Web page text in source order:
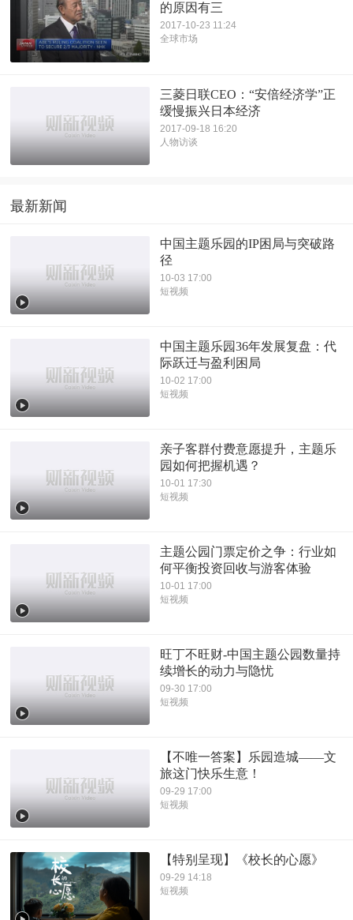
的原因有三
2017-10-23 11:24
全球市场
三菱日联CEO：“安倍经济学”正
缓慢振兴日本经济
2017-09-18 16:20
人物访谈
最新新闻
中国主题乐园的IP困局与突破路
径
10-03 17:00
短视频
中国主题乐园36年发展复盘：代
际跃迁与盈利困局
10-02 17:00
短视频
亲子客群付费意愿提升，主题乐
园如何把握机遇？
10-01 17:30
短视频
主题公园门票定价之争：行业如
何平衡投资回收与游客体验
10-01 17:00
短视频
旺丁不旺财-中国主题公园数量持
续增长的动力与隐忧
09-30 17:00
短视频
【不唯一答案】乐园造城——文
旅这门快乐生意！
09-29 17:00
短视频
【特别呈现】《校长的心愿》
09-29 14:18
短视频